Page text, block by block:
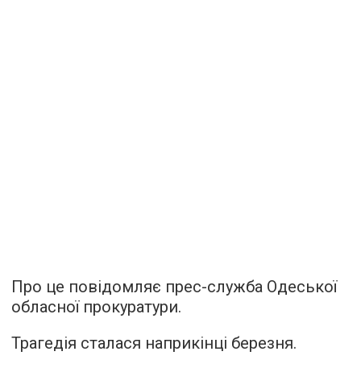
Про це повідомляє прес-служба Одеської
обласної прокуратури.
Трагедія сталася наприкінці березня.